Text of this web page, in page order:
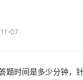
07
题时间是多少分钟，